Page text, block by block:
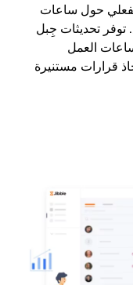
حول ساعات
تحديثات جِبل
العمل
قرارات مستنيرة